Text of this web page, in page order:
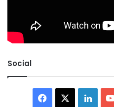
Social
Facebook